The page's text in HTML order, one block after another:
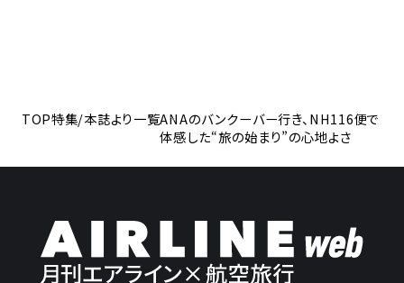
TOP特集/本誌より一覧ANAのバンクーバー行き、NH116便で
体感した“旅の始まり”の心地よさ